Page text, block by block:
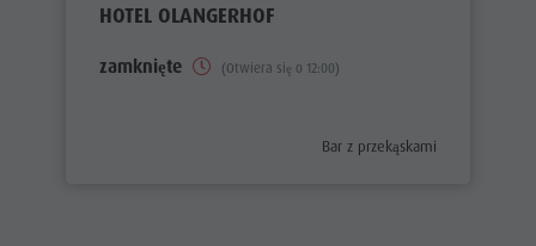
HOTEL OLANGERHOF
zamknięte (Otwiera się o 12:00)
aria.poi_category_prefix
Bar z przekąskami